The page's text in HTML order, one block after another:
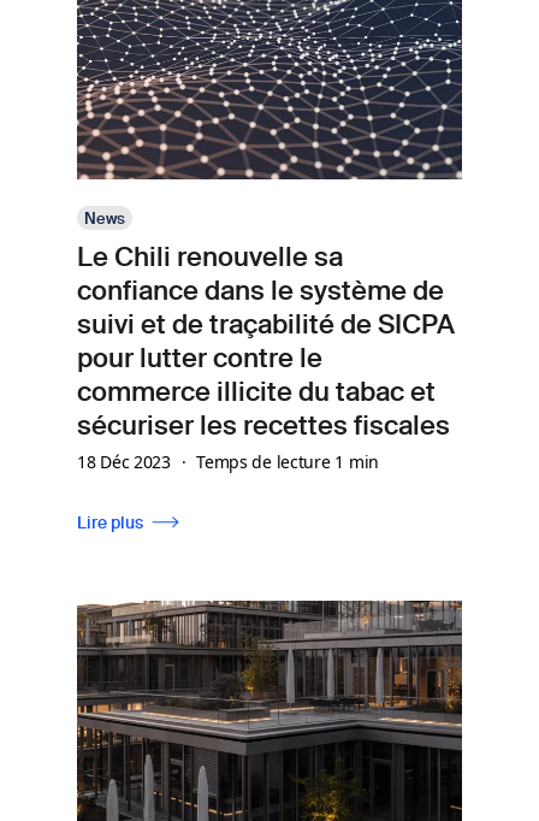
News
Le Chili renouvelle sa
confiance dans le système de
suivi et de traçabilité de SICPA
pour lutter contre le
commerce illicite du tabac et
sécuriser les recettes fiscales
18 Déc 2023 Temps de lecture 1 min
Lire plus
Image